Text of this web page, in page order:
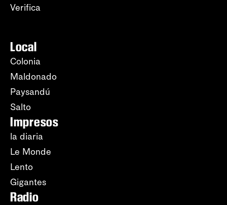
Verifica
Local
Colonia
Maldonado
Paysandú
Salto
Impresos
la diaria
Le Monde
Lento
Gigantes
Radio